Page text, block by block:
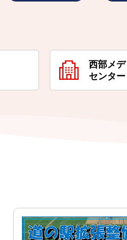
西部メ
センター
しくみる 協働のまちづ